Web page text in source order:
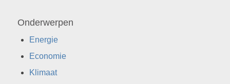
Onderwerpen
Energie
Economie
Klimaat